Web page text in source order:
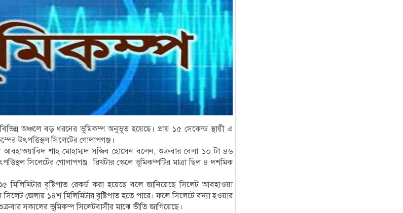
অঞ্চলে বড় ধরনের ভূমিকম্প অনুভূত হয়েছে। প্রায় ১৫ সেকেন্ড স্থায়ী এ
উৎপত্তিস্থল সিলেটের গোলাপগঞ্জ।
শাহ মোহাম্মদ সজিব হোসেন বলেন, শুক্রবার বেলা ১০ টা ৪৬
সিলেটের গোলাপগঞ্জ। রিখটার স্কেলে ভূমিকম্পটির মাত্রা ছিল ৪ দশমিক
বৃষ্টিপাত রেকর্ড করা হয়েছে বলে জানিয়েছে সিলেট আবহাওয়া
জেলায় ১৪শ মিলিমিটার বৃষ্টিপাত হতে পারে। ফলে সিলেটে বন্যা হওয়ার
সকালের ভূমিকম্প সিলেটবাসীর মাঝে ভীতি জাগিয়েছে।